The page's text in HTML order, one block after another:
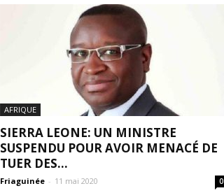
AFRIQUE
SIERRA LEONE: UN MINISTRE
SUSPENDU POUR AVOIR MENACÉ DE
TUER DES...
Friaguinée - 11 mai 2020 0